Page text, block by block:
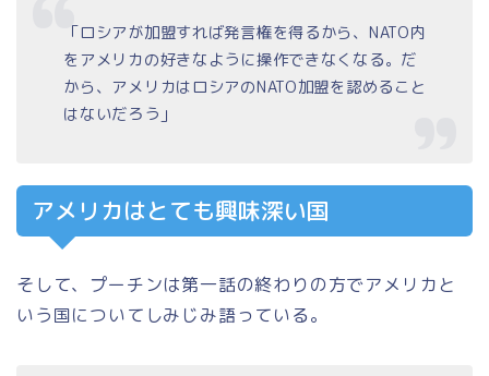
「ロシアが加盟すれば発言権を得るから、NATO内
をアメリカの好きなように操作できなくなる。だ
から、アメリカはロシアのNATO加盟を認めること
はないだろう」
アメリカはとても興味深い国
そして、プーチンは第一話の終わりの方でアメリカと
いう国についてしみじみ語っている。